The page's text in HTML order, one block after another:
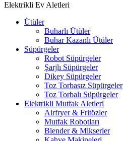
Elektrikli Ev Aletleri
Ütüler
Buharlı Ütüler
Buhar Kazanlı Ütüler
Süpürgeler
Robot Süpürgeler
Şarjlı Süpürgeler
Dikey Süpürgeler
Toz Torbasız Süpürgeler
Toz Torbalı Süpürgeler
Elektrikli Mutfak Aletleri
Airfryer & Fritözler
Mutfak Robotları
Blender & Mikserler